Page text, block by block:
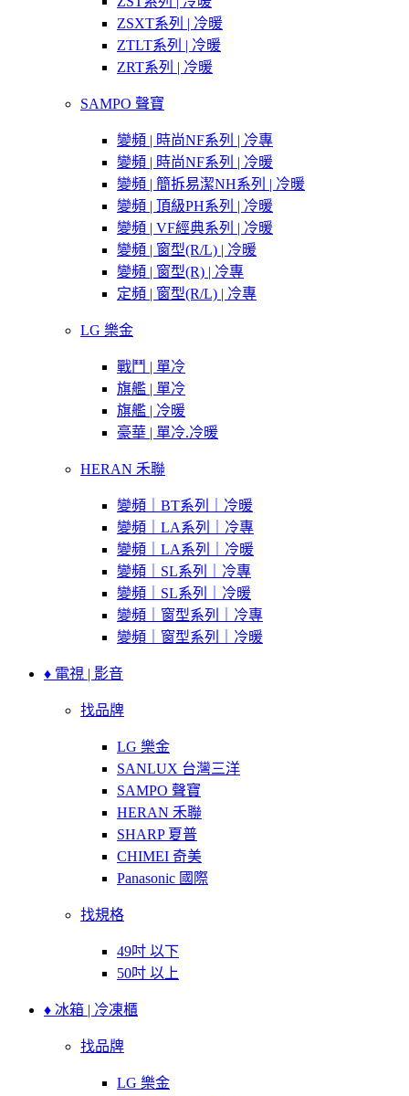
ZSXT系列 | 冷暖
ZTLT系列 | 冷暖
ZRT系列 | 冷暖
SAMPO 聲寶
變頻 | 時尚NF系列 | 冷專
變頻 | 時尚NF系列 | 冷暖
變頻 | 簡拆易潔NH系列 | 冷暖
變頻 | 頂級PH系列 | 冷暖
變頻 | VF經典系列 | 冷暖
變頻 | 窗型(R/L) | 冷暖
變頻 | 窗型(R) | 冷專
定頻 | 窗型(R/L) | 冷專
LG 樂金
戰鬥 | 單冷
旗艦 | 單冷
旗艦 | 冷暖
豪華 | 單冷.冷暖
HERAN 禾聯
變頻｜BT系列｜冷暖
變頻｜LA系列｜冷專
變頻｜LA系列｜冷暖
變頻｜SL系列｜冷專
變頻｜SL系列｜冷暖
變頻｜窗型系列｜冷專
變頻｜窗型系列｜冷暖
♦ 電視 | 影音
找品牌
LG 樂金
SANLUX 台灣三洋
SAMPO 聲寶
HERAN 禾聯
SHARP 夏普
CHIMEI 奇美
Panasonic 國際
找規格
49吋 以下
50吋 以上
♦ 冰箱 | 冷凍櫃
找品牌
LG 樂金